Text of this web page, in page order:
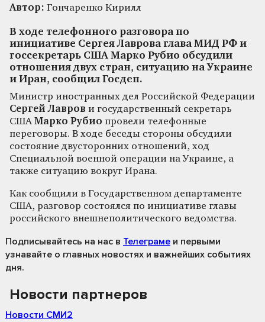
Автор: Гончаренко Кирилл
В ходе телефонного разговора по
инициативе Сергея Лаврова глава МИД РФ и
госсекретарь США Марко Рубио обсудили
отношения двух стран, ситуацию на Украине
и Иран, сообщил Госдеп.
Министр иностранных дел Российской Федерации
Сергей Лавров и государственный секретарь
США Марко Рубио провели телефонные
переговоры. В ходе беседы стороны обсудили
состояние двусторонних отношений, ход
Специальной военной операции на Украине, а
также ситуацию вокруг Ирана.
Как сообщили в Государственном департаменте
США, разговор состоялся по инициативе главы
российского внешнеполитического ведомства.
Подписывайтесь на нас в Телеграме и первыми
узнавайте о главных новостях и важнейших событиях
дня.
Новости партнеров
Новости СМИ2